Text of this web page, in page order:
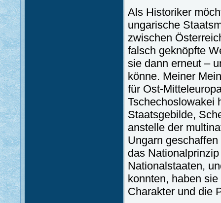
Als Historiker
ungarische
zwischen
falsch geknöpfte
sie dann erneut –
könne. Meiner
für Ost-
Tschechoslowakei
Staatsgebilde,
anstelle der
Ungarn
das
Nationalstaaten,
konnten, haben
Charakter und die